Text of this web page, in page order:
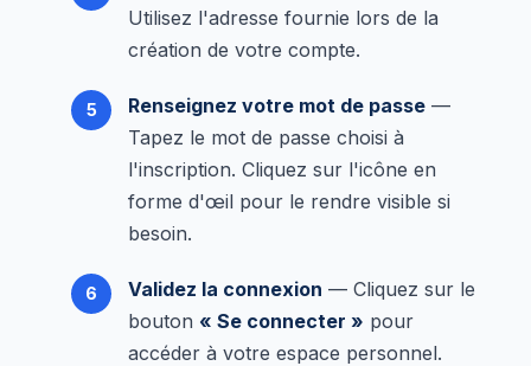
Utilisez l'adresse fournie lors de la
création de votre compte.
Renseignez votre mot de passe —
Tapez le mot de passe choisi à
l'inscription. Cliquez sur l'icône en
forme d'œil pour le rendre visible si
besoin.
Validez la connexion — Cliquez sur le
bouton « Se connecter » pour
accéder à votre espace personnel.